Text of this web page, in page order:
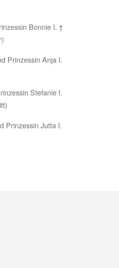
Bonnie I. †
Prinzessin Anja I.
Stefanie I.
Prinzessin Jutta I.